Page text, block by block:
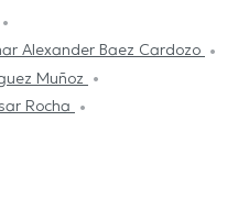
Alexander Baez Cardozo
Muñoz
Rocha